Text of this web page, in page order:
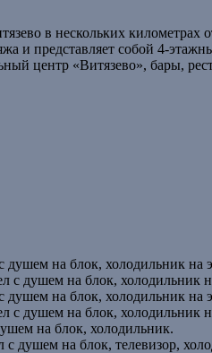
в нескольких
и представляет собой 4-
центр «Витязево», бары,
душем на блок, холодильник на
с душем на блок, холодильник
душем на блок, холодильник на
с душем на блок, холодильник
на блок, холодильник.
с душем на блок, телевизор,